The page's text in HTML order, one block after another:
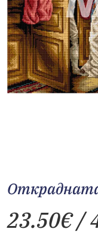
23.50€/